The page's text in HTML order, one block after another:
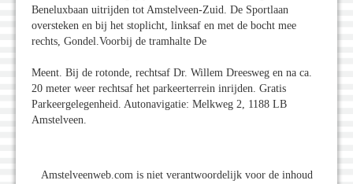
Beneluxbaan uitrijden tot Amstelveen-Zuid. De Sportlaan
oversteken en bij het stoplicht, linksaf en met de bocht mee
rechts, Gondel.Voorbij de tramhalte De
Meent. Bij de rotonde, rechtsaf Dr. Willem Dreesweg en na ca.
20 meter weer rechtsaf het parkeerterrein inrijden. Gratis
Parkeergelegenheid. Autonavigatie: Melkweg 2, 1188 LB
Amstelveen.
Amstelveenweb.com is niet verantwoordelijk voor de inhoud